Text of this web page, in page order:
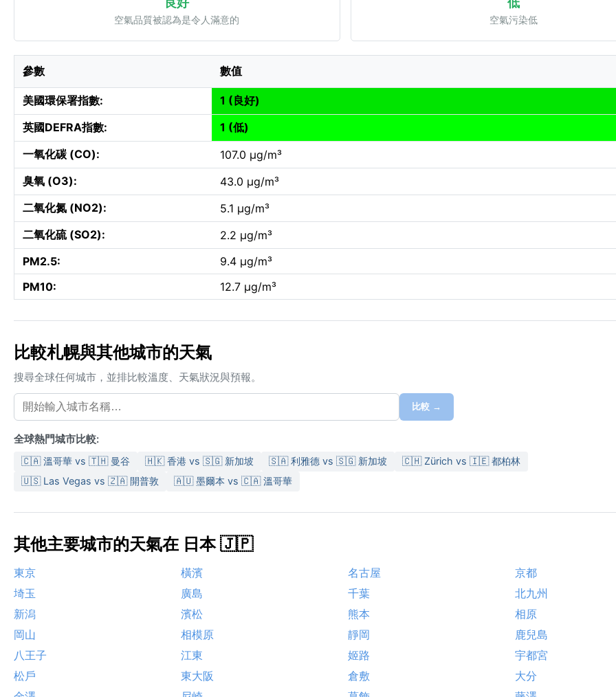
空氣品質被認為是令人滿意的 空氣污染低
參數 數值
美國環保署指數:
1 (良好)
英國DEFRA指數:
1 (低)
一氧化碳 (CO):
107.0 µg/m³
臭氧 (O3):
43.0 µg/m³
二氧化氮 (NO2):
5.1 µg/m³
二氧化硫 (SO2):
2.2 µg/m³
PM2.5:
9.4 µg/m³
PM10:
12.7 µg/m³
比較札幌與其他城市的天氣
搜尋全球任何城市，並排比較溫度、天氣狀況與預報。
比較 →
全球熱門城市比較:
🇨🇦 溫哥華 vs 🇹🇭 曼谷 🇭🇰 香港 vs 🇸🇬 新加坡 🇸🇦 利雅德 vs 🇸🇬 新加坡
🇨🇭 Zürich vs 🇮🇪 都柏林
🇺🇸 Las Vegas vs 🇿🇦 開普敦
🇦🇺 墨爾本 vs 🇨🇦 溫哥華
其他主要城市的天氣在 日本 🇯🇵
東京 橫濱 名古屋
京都
埼玉
廣島 千葉
北九州
新潟
濱松 熊本
相原
岡山
相模原 靜岡
鹿兒島
八王子
江東 姬路
宇都宮
松戶
東大阪 倉敷
大分